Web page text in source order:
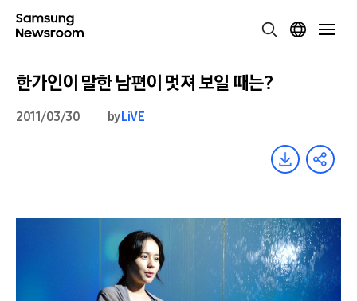
한가인이 말한 남편이 멋져 보일 때는?
2011/03/30 byLiVE